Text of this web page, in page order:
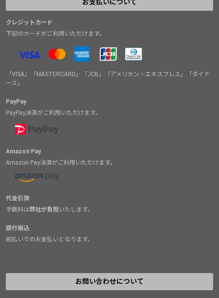
お支払いについて
クレジットカード
下記のカードがご利用いただけます。
「VISA」「MASTERCARD」「JCB」「アメリカン・エキスプレス」「ダイナ
ース」
PayPay
PayPay決済がご利用いただけます。
Amazon Pay
Amazon Pay決済がご利用いただけます。
代金引換
手数料は弊社が負担いたします。
銀行振込
前払いでのお支払いとなります。
お問い合わせについて